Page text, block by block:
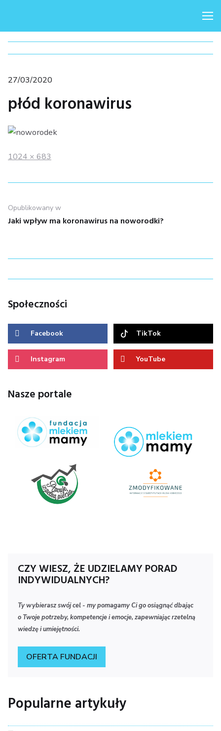
Posted
27/03/2020
płód koronawirus
Full
1024 × 683
Nawigacja
wpisu
Opublikowany w
Jaki wpływ ma koronawirus na noworodki?
Społeczności
Facebook TikTok
Instagram YouTube
Nasze portale
CZY WIESZ, ŻE UDZIELAMY PORAD
INDYWIDUALNYCH?
Ty wybierasz swój cel - my pomagamy Ci go osiągnąć dbając
o Twoje potrzeby, kompetencje i emocje, zapewniając rzetelną
wiedzę i umiejętności.
OFERTA FUNDACJI
Popularne artykuły